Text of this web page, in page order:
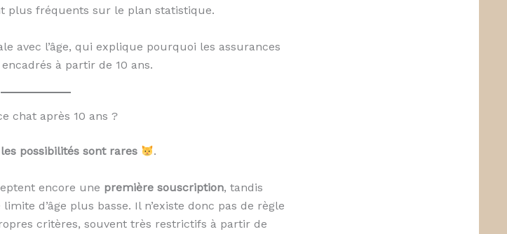
plus fréquents sur le plan statistique.
avec l’âge, qui explique pourquoi les assurances
à partir de 10 ans.
chat après 10 ans ?
les possibilités sont rares .
encore une première souscription, tandis
d’âge plus basse. Il n’existe donc pas de règle
critères, souvent très restrictifs à partir de